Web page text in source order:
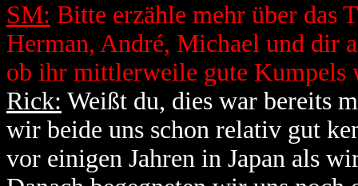
SM: Bitte erzähle mehr über das
Herman, André, Michael und dir
ob ihr mittlerweile gute Kumpels
Rick: Weißt du, dies war bereits
wir beide uns schon relativ gut
vor einigen Jahren in Japan als